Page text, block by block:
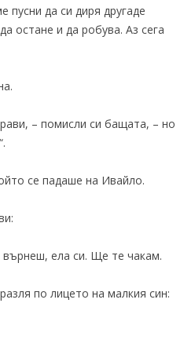
пусни да си диря другаде
остане и да робува. Аз сега
– помисли си бащата, – но
се падаше на Ивайло.
ела си. Ще те чакам.
по лицето на малкия син: